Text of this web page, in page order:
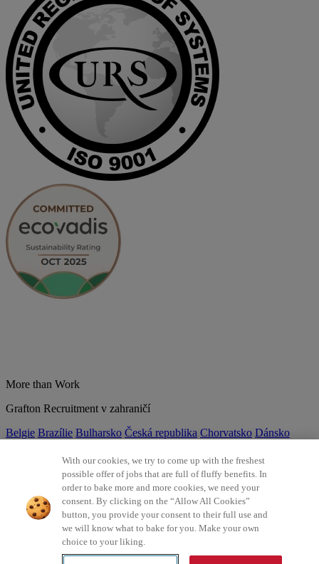
More than Work
Grafton Recruitment v zahraničí
Belgie Brazílie Bulharsko Česká republika Chorvatsko Dánsko
Německo Nizozemsko Norsko Polsko Portugalsko
Slovensko Španělsko Srbsko Švýcarsko Turecko
©2026 Všechna práva vyhrazena Grafton Recruitment
Ochrana osobních údajů Zásady používání cookies Všeobecné
Digitální přístupnost
персональних даних
With our cookies, we try to come up with the freshest
possible offer of jobs that are full of fluffy benefits. In
order to bake more and more cookies, we need your
consent. By clicking on the “Allow All Cookies”
button, you provide your consent to their full use and
we will know what to bake for you. Make your own
choice to your liking.